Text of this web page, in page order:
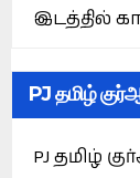
இடத்தில்
PJ தமிழ்
PJ தமிழ்